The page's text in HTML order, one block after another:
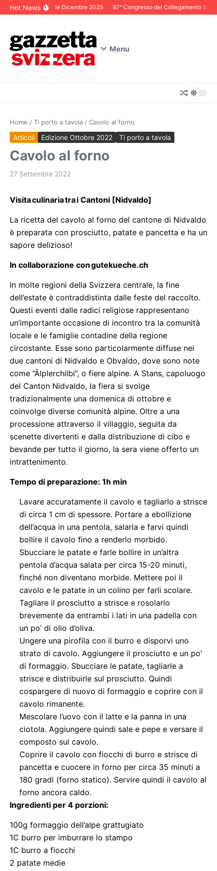
Salta al contenuto
Hot NewsEditoriale Dicembre 2025 87° Congresso del Collegamento
Menu
Home / Ti porto a tavola / Cavolo al forno
Articoli Edizione Ottobre 2022 Ti porto a tavola
Cavolo al forno
27 Settembre 2022
Visita culinaria tra i Cantoni [Nidvaldo]
La ricetta del cavolo al forno del cantone di Nidvaldo
è preparata con prosciutto, patate e pancetta e ha un
sapore delizioso!
In collaborazione congutekueche.ch
In molte regioni della Svizzera centrale, la fine
dell’estate è contraddistinta dalle feste del raccolto.
Questi eventi dalle radici religiose rappresentano
un’importante occasione di incontro tra la comunità
locale e le famiglie contadine della regione
circostante. Esse sono particolarmente diffuse nei
due cantoni di Nidvaldo e Obvaldo, dove sono note
come “Älplerchilbi”, o fiere alpine. A Stans, capoluogo
del Canton Nidvaldo, la fiera si svolge
tradizionalmente una domenica di ottobre e
coinvolge diverse comunità alpine. Oltre a una
processione attraverso il villaggio, seguita da
scenette divertenti e dalla distribuzione di cibo e
bevande per tutto il giorno, la sera viene offerto un
intrattenimento.
Tempo di preparazione: 1h min
Lavare accuratamente il cavolo e tagliarlo a strisce
di circa 1 cm di spessore. Portare a ebollizione
dell’acqua in una pentola, salarla e farvi quindi
bollire il cavolo fino a renderlo morbido.
Sbucciare le patate e farle bollire in un’altra
pentola d’acqua salata per circa 15-20 minuti,
finché non diventano morbide. Mettere poi il
cavolo e le patate in un colino per farli scolare.
Tagliare il prosciutto a strisce e rosolarlo
brevemente da entrambi i lati in una padella con
un po’ di olio d’oliva.
Ungere una pirofila con il burro e disporvi uno
strato di cavolo. Aggiungere il prosciutto e un po’
di formaggio. Sbucciare le patate, tagliarle a
strisce e distribuirle sul prosciutto. Quindi
cospargere di nuovo di formaggio e coprire con il
cavolo rimanente.
Mescolare l’uovo con il latte e la panna in una
ciotola. Aggiungere quindi sale e pepe e versare il
composto sul cavolo.
Coprire il cavolo con fiocchi di burro e strisce di
pancetta e cuocere in forno per circa 35 minuti a
180 gradi (forno statico). Servire quindi il cavolo al
forno ancora caldo.
Ingredienti per 4 porzioni:
100g formaggio dell’alpe grattugiato
1C burro per imburrare lo stampo
1C burro a fiocchi
2 patate medie